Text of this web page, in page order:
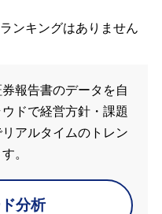
ンキングはありません
報告書のデータを自
ドで経営方針・課題
アルタイムのトレン
。
分析